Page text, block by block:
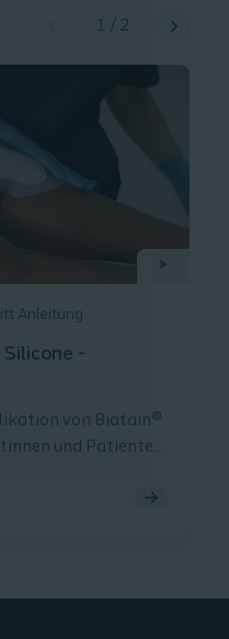
1 / 2
Anleitung
-
von Biatain®
und Patienten.